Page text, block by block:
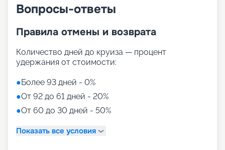
Вопросы-ответы
Правила отмены и возврата
Количество дней до круиза — процент
удержания от стоимости:
●Более 93 дней - 0%
●От 92 до 61 дней - 20%
●От 60 до 30 дней - 50%
Показать все условия